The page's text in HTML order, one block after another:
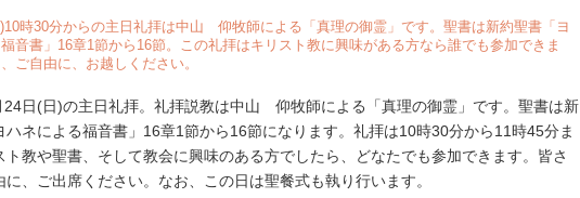
時30分からの主日礼拝は中山 仰牧師による「真理の御霊」です。聖書は新約聖書「ヨ
音書」16章1節から16節。この礼拝はキリスト教に興味がある方なら誰でも参加できま
ご自由に、お越しください。
24日(日)の主日礼拝。礼拝説教は中山 仰牧師による「真理の御霊」です。聖書は新
ハネによる福音書」16章1節から16節になります。礼拝は10時30分から11時45分ま
ト教や聖書、そして教会に興味のある方でしたら、どなたでも参加できます。皆さ
に、ご出席ください。なお、この日は聖餐式も執り行います。